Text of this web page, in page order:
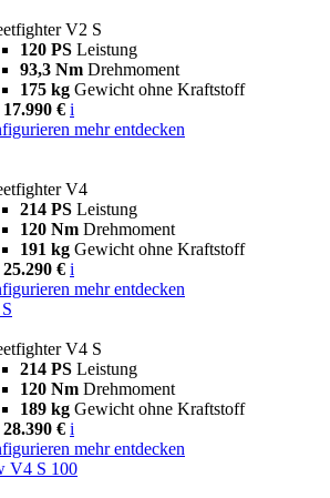
V2 S
120 PS Leistung
93,3 Nm Drehmoment
175 kg Gewicht ohne Kraftstoff
€ i
mehr entdecken
V4
214 PS Leistung
120 Nm Drehmoment
191 kg Gewicht ohne Kraftstoff
€ i
mehr entdecken
V4 S
214 PS Leistung
120 Nm Drehmoment
189 kg Gewicht ohne Kraftstoff
€ i
mehr entdecken
V4 S 100